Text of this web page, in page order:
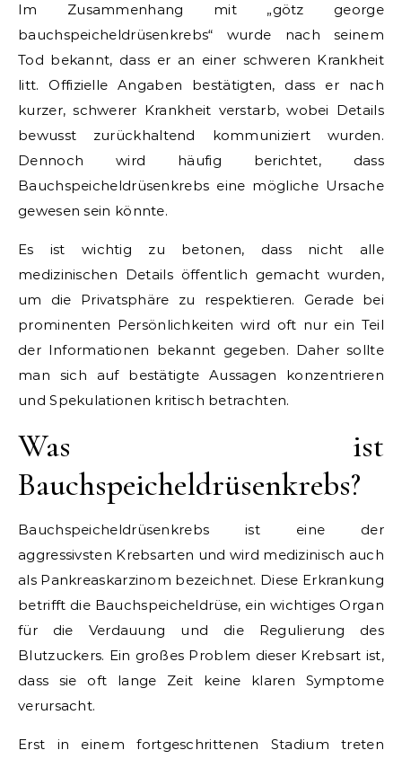
Im Zusammenhang mit „götz george
bauchspeicheldrüsenkrebs“ wurde nach seinem
Tod bekannt, dass er an einer schweren Krankheit
litt. Offizielle Angaben bestätigten, dass er nach
kurzer, schwerer Krankheit verstarb, wobei Details
bewusst zurückhaltend kommuniziert wurden.
Dennoch wird häufig berichtet, dass
Bauchspeicheldrüsenkrebs eine mögliche Ursache
gewesen sein könnte.
Es ist wichtig zu betonen, dass nicht alle
medizinischen Details öffentlich gemacht wurden,
um die Privatsphäre zu respektieren. Gerade bei
prominenten Persönlichkeiten wird oft nur ein Teil
der Informationen bekannt gegeben. Daher sollte
man sich auf bestätigte Aussagen konzentrieren
und Spekulationen kritisch betrachten.
Was ist
Bauchspeicheldrüsenkrebs?
Bauchspeicheldrüsenkrebs ist eine der
aggressivsten Krebsarten und wird medizinisch auch
als Pankreaskarzinom bezeichnet. Diese Erkrankung
betrifft die Bauchspeicheldrüse, ein wichtiges Organ
für die Verdauung und die Regulierung des
Blutzuckers. Ein großes Problem dieser Krebsart ist,
dass sie oft lange Zeit keine klaren Symptome
verursacht.
Erst in einem fortgeschrittenen Stadium treten